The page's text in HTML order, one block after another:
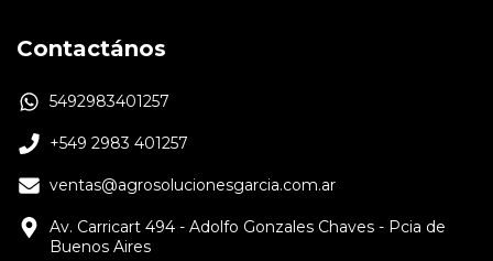
Contactános
5492983401257
+549 2983 401257
ventas@agrosolucionesgarcia.com.ar
Av. Carricart 494 - Adolfo Gonzales Chaves - Pcia de
Buenos Aires